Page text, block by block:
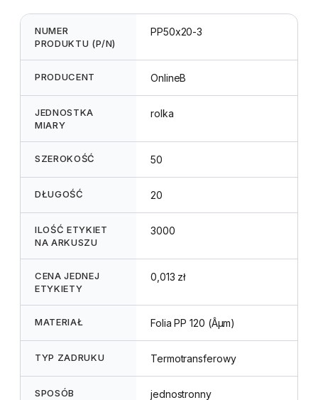
NUMER
PRODUKTU (P/N)
PP50x20-3
PRODUCENT OnlineB
JEDNOSTKA
MIARY
rolka
SZEROKOŚĆ 50
DŁUGOŚĆ 20
ILOŚĆ ETYKIET
NA ARKUSZU
3000
CENA JEDNEJ
ETYKIETY
0,013 zł
MATERIAŁ Folia PP 120 (Âµm)
TYP ZADRUKU Termotransferowy
SPOSÓB
jednostronny